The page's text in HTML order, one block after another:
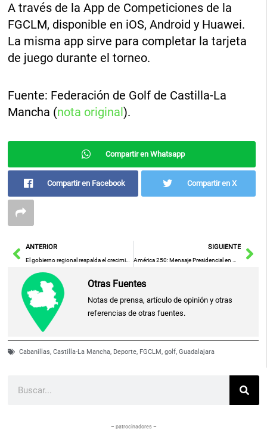
A través de la App de Competiciones de la
FGCLM, disponible en iOS, Android y Huawei.
La misma app sirve para completar la tarjeta
de juego durante el torneo.
Fuente: Federación de Golf de Castilla-La
Mancha (nota original).
Compartir en Whatsapp
Compartir en Facebook Compartir en X
AntANTERIOR
El gobierno regional respalda el crecimiento del Tomelloso Throwdown como referente nacional del Crossfit
SIGUIENTE
América 250: Mensaje Presidencial en Conmemoración del 250 Aniversario de la Declaración de Derechos de Virginia
Otras Fuentes
Notas de prensa, artículo de opinión y otras
referencias de otras fuentes.
Cabanillas,Castilla-La Mancha, Deporte, FGCLM,golf,Guadalajara
– patrocinadores –